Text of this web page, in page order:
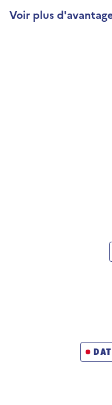
Voir plus
Développer la section